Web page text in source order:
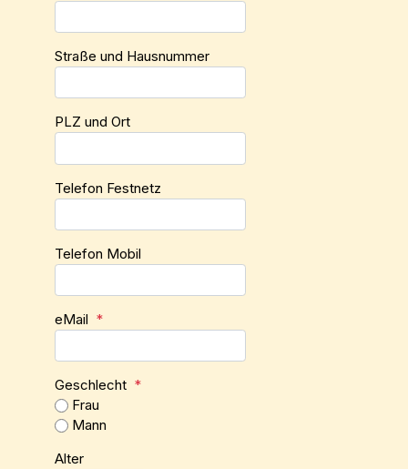
Straße und Hausnummer
PLZ und Ort
Telefon Festnetz
Telefon Mobil
eMail *
Geschlecht *
Frau
Mann
Alter